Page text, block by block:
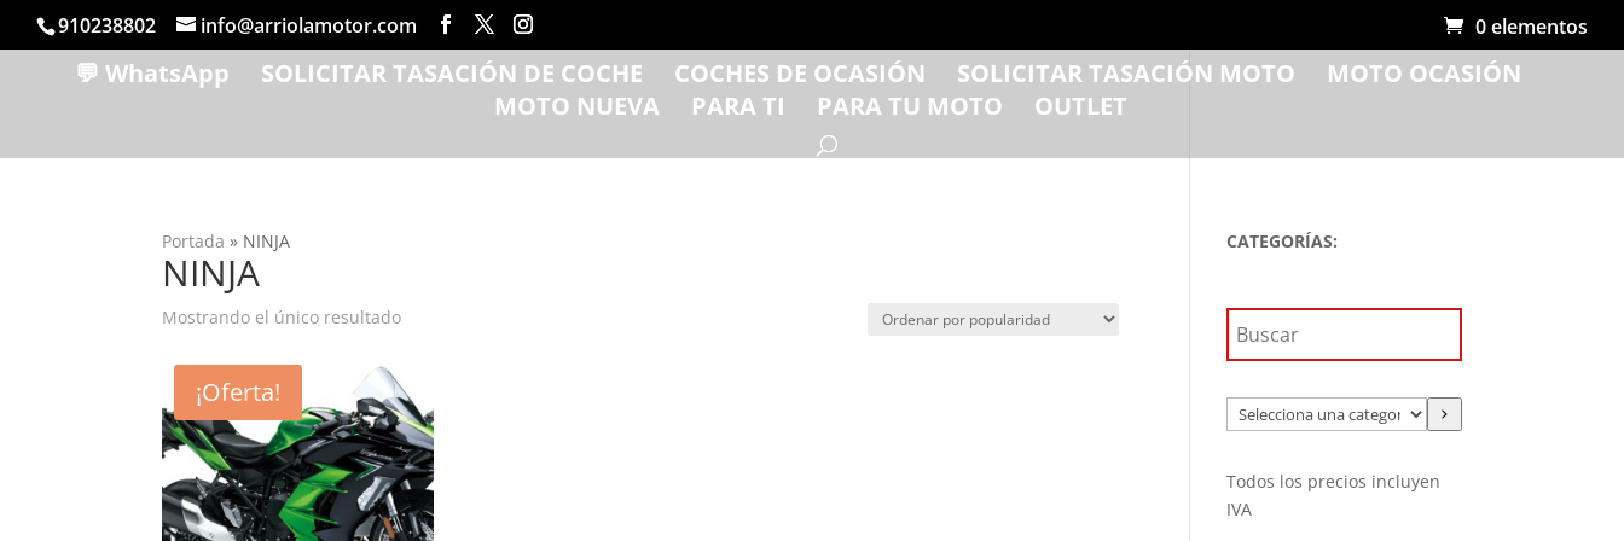
910238802 info@arriolamotor.com 0 elementos
💬 WhatsApp SOLICITAR TASACIÓN DE COCHE COCHES DE OCASIÓN SOLICITAR TASACIÓN MOTO
MOTO OCASIÓN
MOTO NUEVA
PARA TI PARA TU MOTO OUTLET
Portada » NINJA
NINJA
Mostrando el único resultado
¡Oferta!
CATEGORÍAS:
Selecciona
una
Todos los precios incluyen
IVA